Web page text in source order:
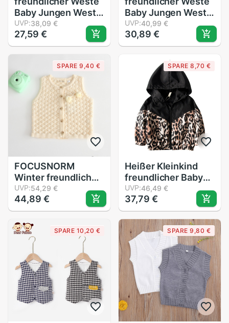
Baby Jungen Weste
Jeans Baby Jacke
Denim Weste
Oberbekleidung
Kleidung Frühling
Sommer Kleidung
Mädchen Jacke
UVP:38,09 €
27,59 €
Baby Jungen Weste
Mantel Baby Jacke
Denim Weste
Oberbekleidung
freundlicher
Kleidung Frühling
Sommer Mädchen
Kleidung
UVP:40,99 €
30,89 €
SPARE 9,40 €
FOCUSNORM
Winter freundlicher
Mädchen Jungen
Weste Outwear
Solide ärmellos
Einreiher betroffen
SchöNe Mantel
Outfit 0-24M
UVP:54,29 €
44,89 €
SPARE 8,70 €
Heißer Kleinkind
freundlicher Baby
Junge Mädchen
Langarm Patchwork
Leopard Mit Kapuze
Jacke Outwear
Reißverschluss
Outfit Frühling
Herbst 1-7Y Nähte
UVP:46,49 €
37,79 €
SPARE 10,20 € SPARE 9,80 €